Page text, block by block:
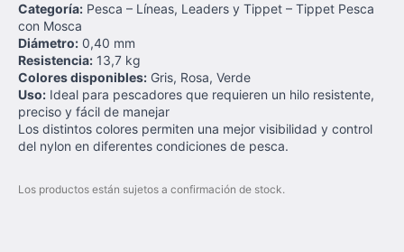
Categoría: Pesca – Líneas, Leaders y Tippet – Tippet Pesca
con Mosca
Diámetro: 0,40 mm
Resistencia: 13,7 kg
Colores disponibles: Gris, Rosa, Verde
Uso: Ideal para pescadores que requieren un hilo resistente,
preciso y fácil de manejar
Los distintos colores permiten una mejor visibilidad y control
del nylon en diferentes condiciones de pesca.
Los productos están sujetos a confirmación de stock.